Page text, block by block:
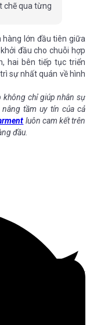
chẽ qua từng
hàng lớn đầu tiên giữa
đầu cho chuỗi hợp
hai bên tiếp tục triển
sự nhất quán về hình
không chỉ giúp nhân sự
tầm uy tín của cả
luôn cam kết trên
đầu.